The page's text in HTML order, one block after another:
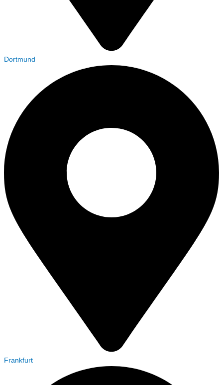
Dortmund
Frankfurt